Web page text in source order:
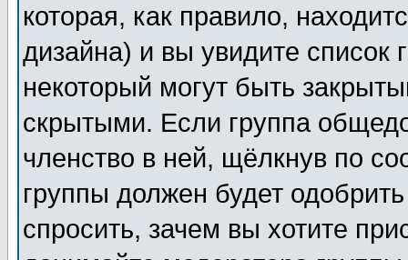
которая, как правило,
дизайна) и вы увидите список
некоторый могут быть
скрытыми. Если группа
членство в ней, щёлкнув по
группы должен будет
спросить, зачем вы хотите